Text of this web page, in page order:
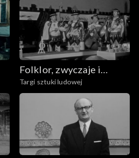
Folklor, zwyczaje i
sztuka ludowa
Targi sztuki ludowej